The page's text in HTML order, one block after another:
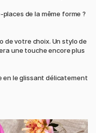
de la même forme ?
de votre choix. Un stylo de
une touche encore plus
en le glissant délicatement